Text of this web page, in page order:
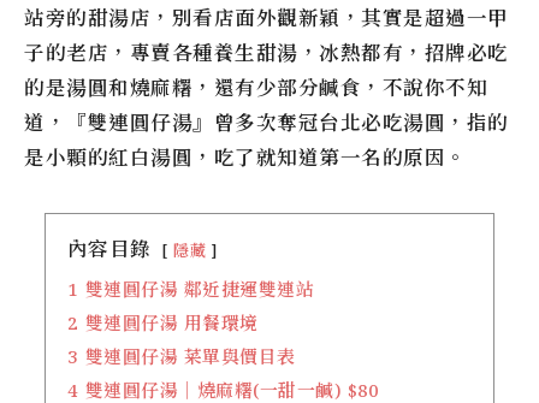
站旁的甜湯店，別看店面外觀新穎，其實是超過一甲
子的老店，專賣各種養生甜湯，冰熱都有，招牌必吃
的是湯圓和燒麻糬，還有少部分鹹食，不說你不知
道，『雙連圓仔湯』曾多次奪冠台北必吃湯圓，指的
是小顆的紅白湯圓，吃了就知道第一名的原因。
內容目錄 隱藏
1 雙連圓仔湯 鄰近捷運雙連站
2 雙連圓仔湯 用餐環境
3 雙連圓仔湯 菜單與價目表
4 雙連圓仔湯｜燒麻糬(一甜一鹹) $80